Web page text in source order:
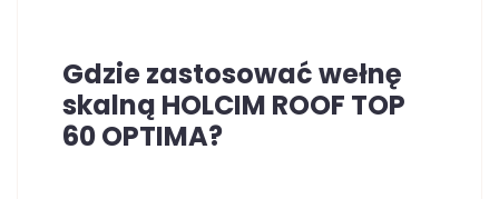
Gdzie zastosować wełnę
skalną HOLCIM ROOF TOP
60 OPTIMA?